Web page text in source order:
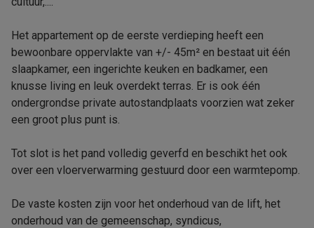
Het appartement op de eerste verdieping heeft een
bewoonbare oppervlakte van +/- 45m² en bestaat uit één
slaapkamer, een ingerichte keuken en badkamer, een
knusse living en leuk overdekt terras. Er is ook één
ondergrondse private autostandplaats voorzien wat zeker
een groot plus punt is.
Tot slot is het pand volledig geverfd en beschikt het ook
over een vloerverwarming gestuurd door een warmtepomp.
De vaste kosten zijn voor het onderhoud van de lift, het
onderhoud van de gemeenschap, syndicus,